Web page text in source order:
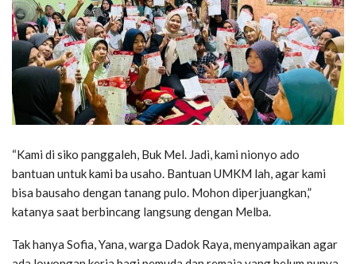
“Kami di siko panggaleh, Buk Mel. Jadi, kami nionyo ado
bantuan untuk kami ba usaho. Bantuan UMKM lah, agar kami
bisa bausaho dengan tanang pulo. Mohon diperjuangkan,”
katanya saat berbincang langsung dengan Melba.
Tak hanya Sofia, Yana, warga Dadok Raya, menyampaikan agar